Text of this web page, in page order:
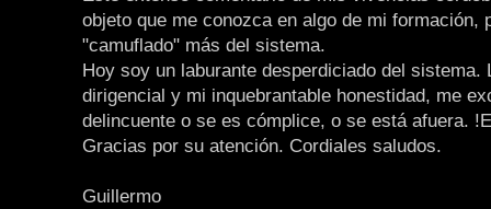
objeto que me conozca en algo de mi formación,
"camuflado" más del sistema.
Hoy soy un laburante desperdiciado del sistema.
dirigencial y mi inquebrantable honestidad, me
delincuente o se es cómplice, o se está afuera.
Gracias por su atención. Cordiales saludos.
Guillermo